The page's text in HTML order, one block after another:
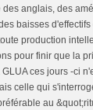
anglais, des
baisses
production
pour finir que la
ces jours -ci
celle qui
au